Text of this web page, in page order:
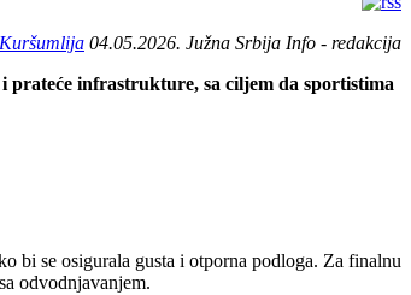
Kuršumlija 04.05.2026. Južna Srbija Info - redakcija
infrastrukture, sa ciljem da sportistima
bi se osigurala gusta i otporna podloga. Za finalnu
odvodnjavanjem.